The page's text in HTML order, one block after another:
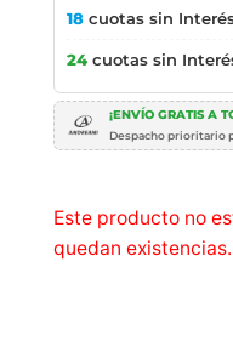
18 cuotas sin
24 cuotas sin
¡ENVÍO GRATIS A
Despacho prioritario
Este producto no
quedan existencias.